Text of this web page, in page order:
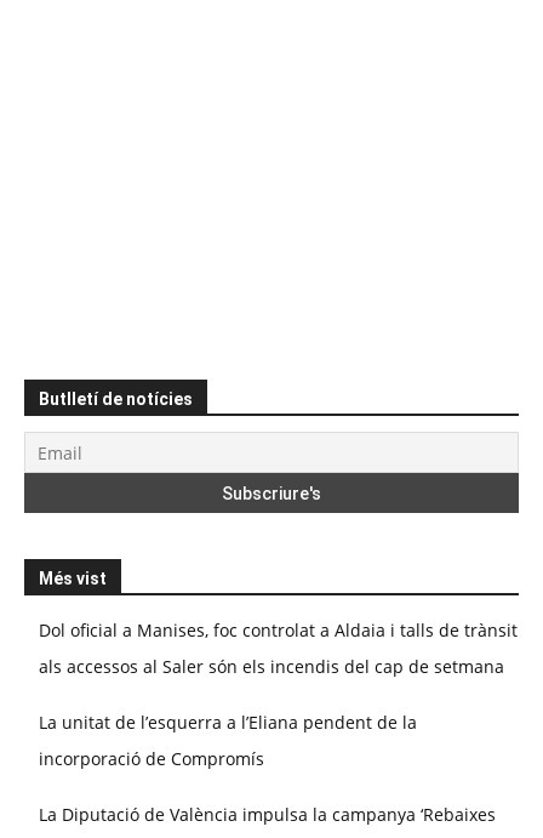
Butlletí de notícies
Més vist
Dol oficial a Manises, foc controlat a Aldaia i talls de trànsit
als accessos al Saler són els incendis del cap de setmana
La unitat de l’esquerra a l’Eliana pendent de la
incorporació de Compromís
La Diputació de València impulsa la campanya ‘Rebaixes